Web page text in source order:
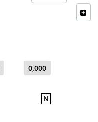
0,000
N